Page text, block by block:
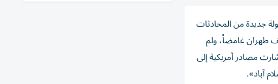
جديدة من المحادثات
طهران غامضاً، ولم
مصادر أمريكية إلى
آباد».